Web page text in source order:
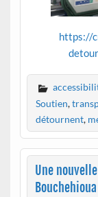
https://
Soutien,
détournent,
Une